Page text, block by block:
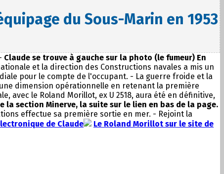
du Sous-Marin en 1953
Claude se trouve à gauche sur la photo (le fumeur) En
et la direction des Constructions navales a mis un
pour le compte de l'occupant. - La guerre froide et la
dimension opérationnelle en retenant la première
avec le Roland Morillot, ex U 2518, aura été en définitive,
la section Minerve, la suite sur le lien en bas de la page.
effectue sa première sortie en mer. - Rejoint la
de Claude
Le Roland Morillot sur le site de